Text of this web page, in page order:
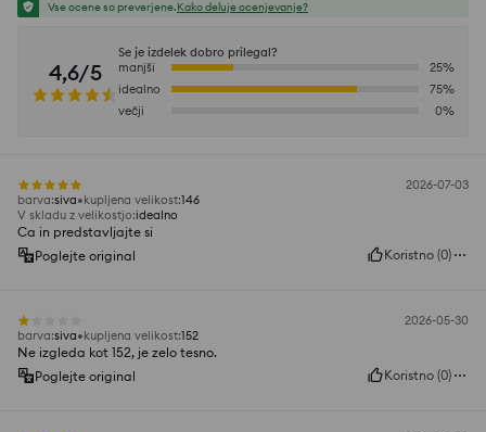
Vse ocene so preverjene.Kako deluje ocenjevanje?
4,6/5
Se je izdelek dobro prilegal?
manjši
25%
idealno
75%
večji
0%
2026-07-03
barva:siva kupljena velikost:146
V skladu z velikostjo:idealno
Ca in predstavljajte si
Poglejte original
Koristno (0)
2026-05-30
barva:siva kupljena velikost:152
Ne izgleda kot 152, je zelo tesno.
Poglejte original
Koristno (0)